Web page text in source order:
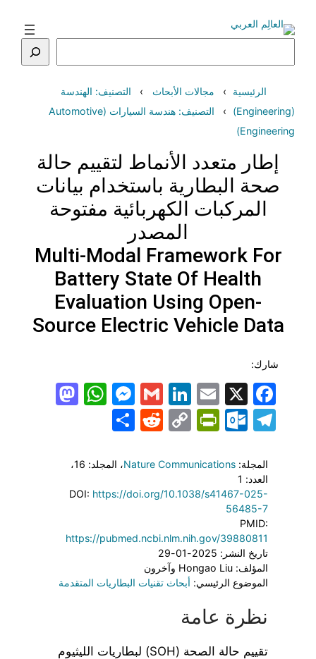
المحتوى
الرئيسية مجالات الأبحاث
التصنيف: الهندسة
(Engineering)
التصنيف: هندسة السيارات (Automotive
Engineering)
إطار متعدد الأنماط لتقييم حالة
صحة البطارية باستخدام بيانات
المركبات الكهربائية مفتوحة
المصدر
Multi-Modal Framework For
Battery State Of Health
Evaluation Using Open-
Source Electric Vehicle Data
شارك:
Facebook
X
Email
LinkedIn
Gmail
Telegram
Outlook.com
PrintFriendly
Copy
Reddit
Share
المجلة: Nature Communications، المجلد: 16
،
العدد: 1
DOI: https://doi.org/10.1038/s41467-025-
56485-7
PMID:
https://pubmed.ncbi.nlm.nih.gov/39880811
تاريخ النشر: 2025-01-29
المؤلف: Hongao Liu وآخرون
الموضوع الرئيسي: أبحاث تقنيات البطاريات المتقدمة
نظرة عامة
تقييم حالة الصحة (SOH) لبطاريات الليثيوم